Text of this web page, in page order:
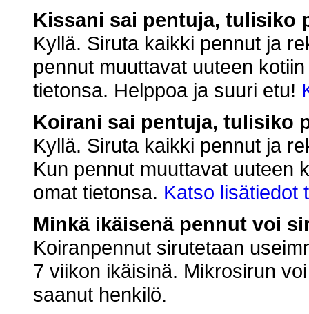
Kissani sai pentuja, tulisiko
Kyllä. Siruta kaikki pennut ja
pennut muuttavat uuteen
tietonsa. Helppoa ja suuri etu!
Koirani sai pentuja, tulisiko
Kyllä. Siruta kaikki pennut ja
Kun pennut muuttavat uuteen
omat tietonsa. Katso lisätiedot
Minkä ikäisenä pennut voi
Koiranpennut sirutetaan
7 viikon ikäisinä. Mikrosirun
saanut henkilö.